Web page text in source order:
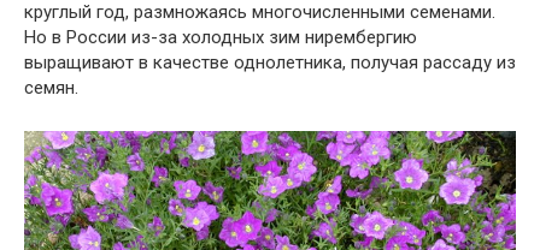
круглый год, размножаясь многочисленными семенами.
Но в России из-за холодных зим нирембергию
выращивают в качестве однолетника, получая рассаду из
семян.